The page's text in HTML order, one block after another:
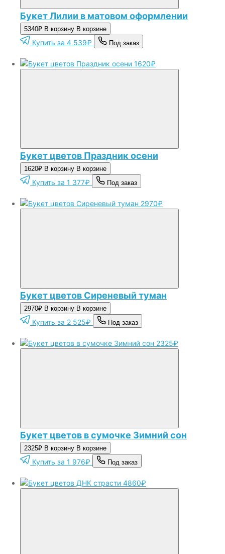
Букет Лилии в матовом оформлении
5340₽ В корзину В корзине
Купить за 4 539₽ Под заказ
1620₽
Букет цветов Праздник осени
1620₽ В корзину В корзине
Купить за 1 377₽ Под заказ
2970₽
Букет цветов Сиреневый туман
2970₽ В корзину В корзине
Купить за 2 525₽ Под заказ
2325₽
Букет цветов в сумочке Зимний сон
2325₽ В корзину В корзине
Купить за 1 976₽ Под заказ
4860₽